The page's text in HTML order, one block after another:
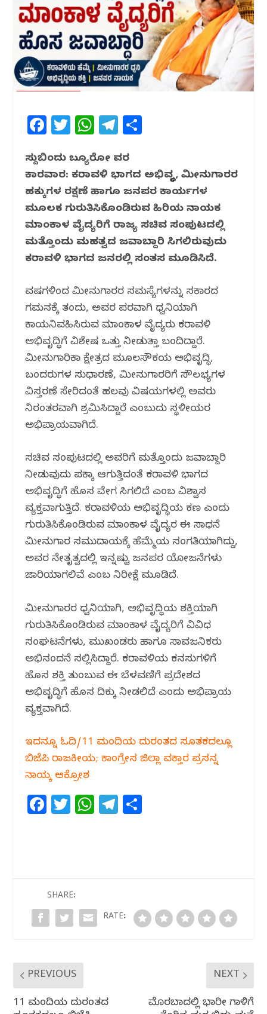
F
c
e
b
o
o
k
T
itt
e
r
W
at
s
A
p
p
T
e
g
ra
m
ar
e
ಸುದ್ದಿಬಿಂದು ಬ್ಯೂರೋ ವರದಿ
ಕಾರವಾರ: ಕರಾವಳಿ ಭಾಗದ ಅಭಿವೃದ್ಧಿ, ಮೀನುಗಾರರ
ಹಕ್ಕುಗಳ ರಕ್ಷಣೆ ಹಾಗೂ ಜನಪರ ಕಾರ್ಯಗಳ
ಮೂಲಕ ಗುರುತಿಸಿಕೊಂಡಿರುವ ಹಿರಿಯ ನಾಯಕ
ಮಾಂಕಾಳ ವೈದ್ಯರಿಗೆ ರಾಜ್ಯ ಸಚಿವ ಸಂಪುಟದಲ್ಲಿ
ಮತ್ತೊಂದು ಮಹತ್ವದ ಜವಾಬ್ದಾರಿ ಸಿಗಲಿರುವುದು
ಕರಾವಳಿ ಭಾಗದ ಜನರಲ್ಲಿ ಸಂತಸ ಮೂಡಿಸಿದೆ.
ವರ್ಷಗಳಿಂದ ಮೀನುಗಾರರ ಸಮಸ್ಯೆಗಳನ್ನು ಸರ್ಕಾರದ
ಗಮನಕ್ಕೆ ತಂದು, ಅವರ ಪರವಾಗಿ ಧ್ವನಿಯಾಗಿ
ಕಾರ್ಯನಿರ್ವಹಿಸಿರುವ ಮಾಂಕಾಳ ವೈದ್ಯರು ಕರಾವಳಿ
ಅಭಿವೃದ್ಧಿಗೆ ವಿಶೇಷ ಒತ್ತು ನೀಡುತ್ತಾ ಬಂದಿದ್ದಾರೆ.
ಮೀನುಗಾರಿಕಾ ಕ್ಷೇತ್ರದ ಮೂಲಸೌಕರ್ಯ ಅಭಿವೃದ್ಧಿ,
ಬಂದರುಗಳ ಸುಧಾರಣೆ, ಮೀನುಗಾರರಿಗೆ ಸೌಲಭ್ಯಗಳ
ವಿಸ್ತರಣೆ ಸೇರಿದಂತೆ ಹಲವು ವಿಷಯಗಳಲ್ಲಿ ಅವರು
ನಿರಂತರವಾಗಿ ಶ್ರಮಿಸಿದ್ದಾರೆ ಎಂಬುದು ಸ್ಥಳೀಯರ
ಅಭಿಪ್ರಾಯವಾಗಿದೆ.
ಸಚಿವ ಸಂಪುಟದಲ್ಲಿ ಅವರಿಗೆ ಮತ್ತೊಂದು ಜವಾಬ್ದಾರಿ
ನೀಡುವುದು ಪಕ್ಕಾ ಆಗುತ್ತಿದಂತೆ ಕರಾವಳಿ ಭಾಗದ
ಅಭಿವೃದ್ಧಿಗೆ ಹೊಸ ವೇಗ ಸಿಗಲಿದೆ ಎಂಬ ವಿಶ್ವಾಸ
ವ್ಯಕ್ತವಾಗುತ್ತಿದೆ. ಕರಾವಳಿಯ ಅಭಿವೃದ್ಧಿಯ ಕರ್ಣ ಎಂದು
ಗುರುತಿಸಿಕೊಂಡಿರುವ ಮಾಂಕಾಳ ವೈದ್ಯರ ಈ ಸಾಧನೆ
ಮೀನುಗಾರ ಸಮುದಾಯಕ್ಕೆ ಹೆಮ್ಮೆಯ ಸಂಗತಿಯಾಗಿದ್ದು,
ಅವರ ನೇತೃತ್ವದಲ್ಲಿ ಇನ್ನಷ್ಟು ಜನಪರ ಯೋಜನೆಗಳು
ಜಾರಿಯಾಗಲಿವೆ ಎಂಬ ನಿರೀಕ್ಷೆ ಮೂಡಿದೆ.
ಮೀನುಗಾರರ ಧ್ವನಿಯಾಗಿ, ಅಭಿವೃದ್ಧಿಯ ಶಕ್ತಿಯಾಗಿ
ಗುರುತಿಸಿಕೊಂಡಿರುವ ಮಾಂಕಾಳ ವೈದ್ಯರಿಗೆ ವಿವಿಧ
ಸಂಘಟನೆಗಳು, ಮುಖಂಡರು ಹಾಗೂ ಸಾರ್ವಜನಿಕರು
ಅಭಿನಂದನೆ ಸಲ್ಲಿಸಿದ್ದಾರೆ. ಕರಾವಳಿಯ ಕನಸುಗಳಿಗೆ
ಹೊಸ ಶಕ್ತಿ ತುಂಬುವ ಈ ಬೆಳವಣಿಗೆ ಪ್ರದೇಶದ
ಅಭಿವೃದ್ಧಿಗೆ ಹೊಸ ದಿಕ್ಕು ನೀಡಲಿದೆ ಎಂದು ಅಭಿಪ್ರಾಯ
ವ್ಯಕ್ತವಾಗಿದೆ.
ಇದನ್ನೂ ಓದಿ/11 ಮಂದಿಯ ದುರಂತದ ಸೂತಕದಲ್ಲೂ
ಬಿಜೆಪಿ ರಾಜಕೀಯ; ಕಾಂಗ್ರೇಸ ಜಿಲ್ಲಾ ವಕ್ತಾರ ಪ್ರಸನ್ನ
ನಾಯ್ಕ ಆಕ್ರೋಶ
F
b
o
T
r
W
A
p
T
ra
SHARE:
RATE:
PREVIOUS
11 ಮಂದಿಯ ದುರಂತದ
NEXT
ಮೊರಬಾದಲ್ಲಿ ಭಾರೀ ಗಾಳಿಗೆ